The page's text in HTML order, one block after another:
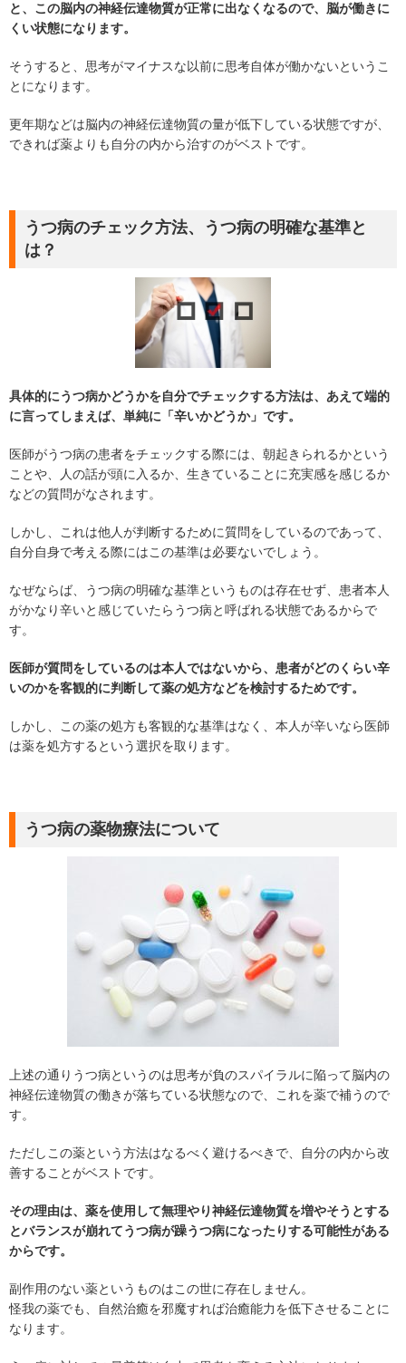
と、この脳内の神経伝達物質が正常に出なくなるので、脳が働きに
くい状態になります。
そうすると、思考がマイナスな以前に思考自体が働かないというこ
とになります。
更年期などは脳内の神経伝達物質の量が低下している状態ですが、
できれば薬よりも自分の内から治すのがベストです。
うつ病のチェック方法、うつ病の明確な基準と
は？
具体的にうつ病かどうかを自分でチェックする方法は、あえて端的
に言ってしまえば、単純に「辛いかどうか」です。
医師がうつ病の患者をチェックする際には、朝起きられるかという
ことや、人の話が頭に入るか、生きていることに充実感を感じるか
などの質問がなされます。
しかし、これは他人が判断するために質問をしているのであって、
自分自身で考える際にはこの基準は必要ないでしょう。
なぜならば、うつ病の明確な基準というものは存在せず、患者本人
がかなり辛いと感じていたらうつ病と呼ばれる状態であるからで
す。
医師が質問をしているのは本人ではないから、患者がどのくらい辛
いのかを客観的に判断して薬の処方などを検討するためです。
しかし、この薬の処方も客観的な基準はなく、本人が辛いなら医師
は薬を処方するという選択を取ります。
うつ病の薬物療法について
上述の通りうつ病というのは思考が負のスパイラルに陥って脳内の
神経伝達物質の働きが落ちている状態なので、これを薬で補うので
す。
ただしこの薬という方法はなるべく避けるべきで、自分の内から改
善することがベストです。
その理由は、薬を使用して無理やり神経伝達物質を増やそうとする
とバランスが崩れてうつ病が躁うつ病になったりする可能性がある
からです。
副作用のない薬というものはこの世に存在しません。
怪我の薬でも、自然治癒を邪魔すれば治癒能力を低下させることに
なります。